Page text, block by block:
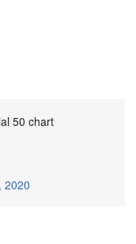
50 chart
2020